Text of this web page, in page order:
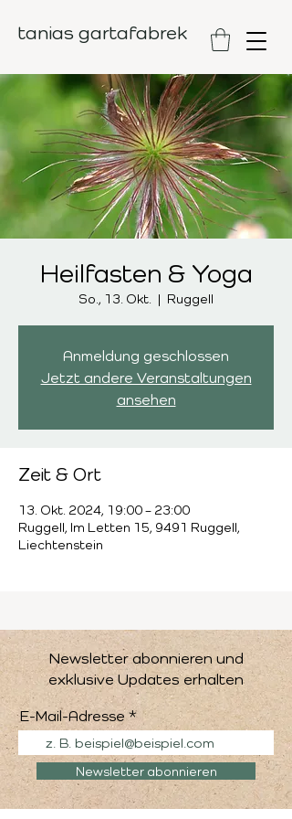
tanias gartafabrek
Heilfasten & Yoga
So., 13. Okt.
  |
Ruggell
Anmeldung geschlossen
Jetzt andere Veranstaltungen
ansehen
Zeit & Ort
13. Okt. 2024, 19:00 – 23:00
Ruggell, Im Letten 15, 9491 Ruggell,
Liechtenstein
Newsletter abonnieren und
exklusive Updates erhalten
E-Mail-Adresse
Newsletter abonnieren